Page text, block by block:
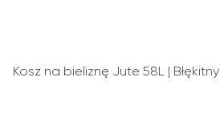
Kosz na bieliznę Jute 58L | Błękitny